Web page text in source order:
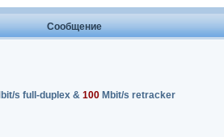
Сообщение
s full-duplex & 100Mbit/s retracker